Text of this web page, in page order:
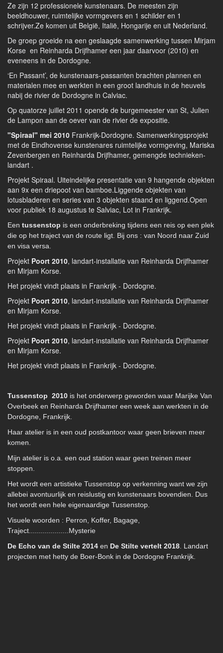
Ze zijn 12 professionele kunstenaars. De meesten zijn
beeldhouwer, ruimtelijke vormgevers en 1 schilder en 1
schrijver.Ze komen uit België, Italië, Hongarije en uit Nederland.
De groep groeide na een geslaagde samenwerking tussen Mirjam
Korse en Reinharda Drijfhamer een jaar daarvoor (2010) en
eveneens in de Dordogne.
‘En Passant’, de kunstenaars-passanten brachten plannen en
materialen mee en werkten in een groot landhuis in de heuvels
nabij de rivier de Dordogne in Calviac.
Op quatorze juillet 2011 opende de burgemeester van St, Julien
de Lampon aan de oever van de rivier de expositie.
"Spiraal" mei 2010 Frankrijk-Dordogne. Samenwerkingsprojekt
met de Eindhovense kunstenares ruimtelijke vormgeving, Mariska
Zevenbergen en Reinharda Drijfhamer, gemengde technieken-
landart .
Projekt Spiraal. Uiteindelijke presentatie van 9 hangende objekten
aan 9x een driepoot van bamboe.Liggende objekten van
lotusbladeren en series van 3 objekten staand en liggend.Open
voor publiek 18 augustus te Salviac, Lot in Frankrijk.
Een tussenstop is een onderbreking tijdens een reis op een plek
die op het traject van de route ligt. Bij ons : van Noord naar Zuid
en visa versa.
Projekt Poort 2010, landart-installatie van Reinharda Drijfhamer
en Mirjam Korse.
Het projekt vindt plaats in Frankrijk - Dordogne.
Projekt Poort 2010, landart-installatie van Reinharda Drijfhamer
en Mirjam Korse.
Het projekt vindt plaats in Frankrijk - Dordogne.
Projekt Poort 2010, landart-installatie van Reinharda Drijfhamer
en Mirjam Korse.
Het projekt vindt plaats in Frankrijk - Dordogne.
Tussenstop 2010 is het onderwerp geworden waar Marijke Van
Overbeek en Reinharda Drijfhamer een week aan werkten in de
Dordogne, Frankrijk
Haar atelier is in een oud postkantoor waar geen brieven meer
komen.
Mijn atelier is o.a. een oud station waar geen treinen meer
stoppen.
Het wordt een artistieke Tussenstop op verkenning want we zijn
allebei avontuurlijk en reislustig en kunstenaars bovendien. Dus
het wordt een hele eigenaardige Tussenstop.
Visuele woorden : Perron, Koffer, Bagage,
Traject....................Mysterie
De Echo van de Stilte 2014 en De Stilte vertelt 2018 . Landart
projecten met hetty de Boer-Bonk in de Dordogne Frankrijk.